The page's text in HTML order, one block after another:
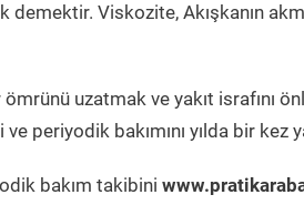
Viskozite, Akışkanın
uzatmak ve yakıt israfını
periyodik bakımını yılda bir kez
bakım takibini